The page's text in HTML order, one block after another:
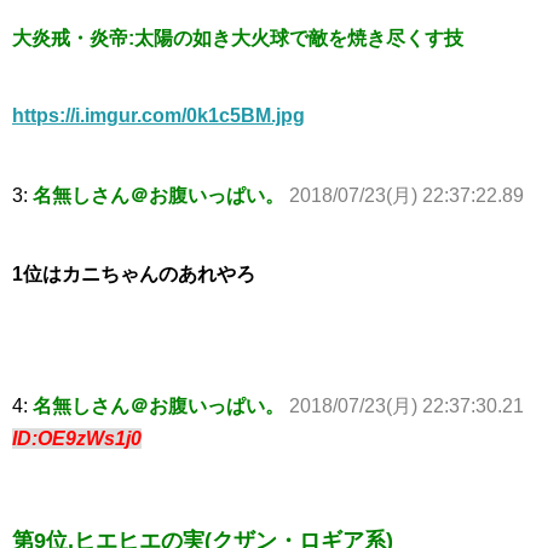
大炎戒・炎帝:太陽の如き大火球で敵を焼き尽くす技
https://i.imgur.com/0k1c5BM.jpg
3: 名無しさん＠お腹いっぱい。 2018/07/23(月) 22:37:22.89
1位はカニちゃんのあれやろ
4: 名無しさん＠お腹いっぱい。
2018/07/23(月) 22:37:30.21
ID:OE9zWs1j0
第9位.ヒエヒエの実(クザン・ロギア系)